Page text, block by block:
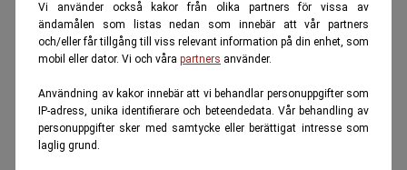
Vi använder också kakor från olika partners för vissa av
ändamålen som listas nedan som innebär att vår partners
och/eller får tillgång till viss relevant information på din enhet, som
mobil eller dator. Vi och våra partners använder.
Användning av kakor innebär att vi behandlar personuppgifter som
IP-adress, unika identifierare och beteendedata. Vår behandling av
personuppgifter sker med samtycke eller berättigat intresse som
laglig grund.